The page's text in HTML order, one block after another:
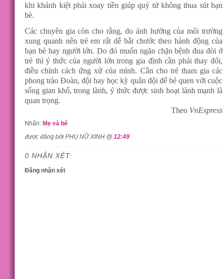
khi khánh kiệt phải xoay tiền giúp quý tử không thua sút bạn
bè.
Các chuyên gia còn cho rằng, do ảnh hưởng của môi trường
xung quanh nên trẻ em rất dễ bắt chước theo hành động của
bạn bè hay người lớn. Do đó muốn ngăn chặn bệnh đua đòi ở
trẻ thì ý thức của người lớn trong gia đình cần phải thay đổi,
điều chỉnh cách ứng xử của mình. Cần cho trẻ tham gia các
phong trào Đoàn, đội hay học kỳ quân đội để bé quen với cuộc
sống gian khổ, trong lành, ý thức được sinh hoạt lành mạnh là
quan trọng.
Theo VnExpress
Nhãn: Mẹ và bé
được đăng bởi PHỤ NỮ XINH @ 12:49
0 NHẬN XÉT:
Đăng nhận xét